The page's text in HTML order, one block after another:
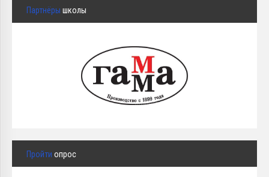
Партнёры школы
Пройти опрос